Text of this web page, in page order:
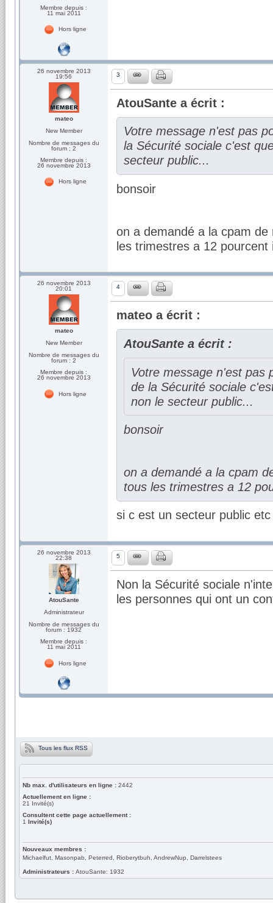
Membre depuis :
11 mai 2011
Hors ligne
26 novembre 2013
19:56
mateo
New Member
Nombre de messages du
forum : 2
Membre depuis :
26 novembre 2013
Hors ligne
3
AtouSante a écrit :
Votre message n'est pas
la Sécurité sociale c'est
secteur public...
bonsoir
on a demandé a la cpam
les trimestres a 12
26 novembre 2013
20:01
mateo
New Member
Nombre de messages du
forum : 2
Membre depuis :
26 novembre 2013
Hors ligne
4
mateo a écrit :
AtouSante a écrit :
Votre message n'est pas
de la Sécurité sociale
non le secteur public...
bonsoir
on a demandé a la cpam
tous les trimestres a 12
si c est un secteur public
26 novembre 2013
22:38
AtouSante
Administrateur
Nombre de messages du
forum : 1932
Membre depuis :
11 mai 2011
Hors ligne
5
Non la Sécurité sociale
les personnes qui ont un
Tous les flux RSS
Nb max. d'utilisateurs en ligne : 2442
Actuellement en ligne :
21 Invité(s)
Consultent cette page actuellement :
1 Invité(s)
Nouveaux membres :
Michaelfut, Masonpab, Peterred, Rioberytbuh, AndrewNup, Darrelstees
Administrateurs : AtouSante: 1932